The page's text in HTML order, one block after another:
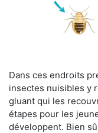
Dans ces endroits
insectes nuisibles y
gluant qui les
étapes pour les
développent. Bien